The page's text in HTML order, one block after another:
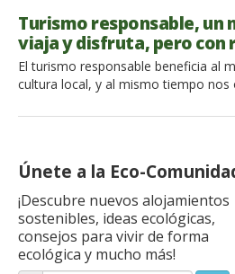
Únete a la Eco-
¡Descubre nuevos alojamientos
sostenibles, ideas ecológicas,
consejos para vivir de forma
ecológica y mucho más!
Turismo responsable, un
viaja y disfruta, pero con
El turismo responsable beneficia al
cultura local, y al mismo tiempo nos
pensamos en hacer algo diferente.
transporte que nos permiten visitar